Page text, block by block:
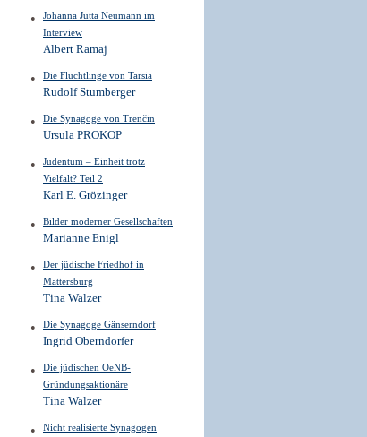
Johanna Jutta Neumann im
Interview
Albert Ramaj
Die Flüchtlinge von Tarsia
Rudolf Stumberger
Die Synagoge von Trenčin
Ursula PROKOP
Judentum – Einheit trotz
Vielfalt? Teil 2
Karl E. Grözinger
Bilder moderner ­Gesellschaften
Marianne Enigl
Der jüdische Friedhof in
Mattersburg
Tina Walzer
Die Synagoge Gänserndorf
Ingrid Oberndorfer
Die jüdischen OeNB­
Gründungsaktionäre
Tina Walzer
Nicht realisierte Synagogen